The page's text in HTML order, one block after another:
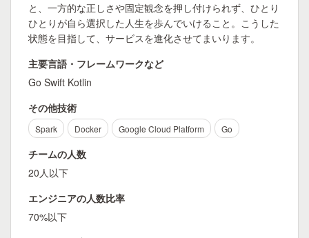
と、一方的な正しさや固定観念を押し付けられず、ひとり
ひとりが自ら選択した人生を歩んでいけること。こうした
状態を目指して、サービスを進化させてまいります。
主要言語・フレームワークなど
Go Swift Kotlin
その他技術
Spark Docker Google Cloud Platform Go
チームの人数
20人以下
エンジニアの人数比率
70%以下